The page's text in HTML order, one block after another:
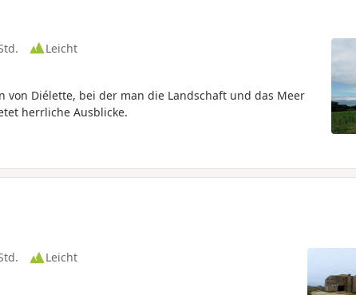
Leicht
von Diélette, bei der man die Landschaft und das Meer
herrliche Ausblicke.
Leicht